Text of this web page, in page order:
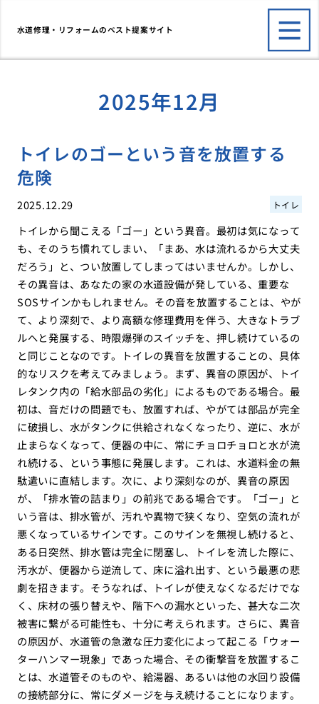
水道修理・リフォームのベスト提案サイト
2025年12月
トイレのゴーという音を放置する
危険
2025.12.29 トイレ
トイレから聞こえる「ゴー」という異音。最初は気になって
も、そのうち慣れてしまい、「まあ、水は流れるから大丈夫
だろう」と、つい放置してしまってはいませんか。しかし、
その異音は、あなたの家の水道設備が発している、重要な
SOSサインかもしれません。その音を放置することは、やが
て、より深刻で、より高額な修理費用を伴う、大きなトラブ
ルへと発展する、時限爆弾のスイッチを、押し続けているの
と同じことなのです。トイレの異音を放置することの、具体
的なリスクを考えてみましょう。まず、異音の原因が、トイ
レタンク内の「給水部品の劣化」によるものである場合。最
初は、音だけの問題でも、放置すれば、やがては部品が完全
に破損し、水がタンクに供給されなくなったり、逆に、水が
止まらなくなって、便器の中に、常にチョロチョロと水が流
れ続ける、という事態に発展します。これは、水道料金の無
駄遣いに直結します。次に、より深刻なのが、異音の原因
が、「排水管の詰まり」の前兆である場合です。「ゴー」と
いう音は、排水管が、汚れや異物で狭くなり、空気の流れが
悪くなっているサインです。このサインを無視し続けると、
ある日突然、排水管は完全に閉塞し、トイレを流した際に、
汚水が、便器から逆流して、床に溢れ出す、という最悪の悲
劇を招きます。そうなれば、トイレが使えなくなるだけでな
く、床材の張り替えや、階下への漏水といった、甚大な二次
被害に繋がる可能性も、十分に考えられます。さらに、異音
の原因が、水道管の急激な圧力変化によって起こる「ウォー
ターハンマー現象」であった場合、その衝撃音を放置するこ
とは、水道管そのものや、給湯器、あるいは他の水回り設備
の接続部分に、常にダメージを与え続けることになります。